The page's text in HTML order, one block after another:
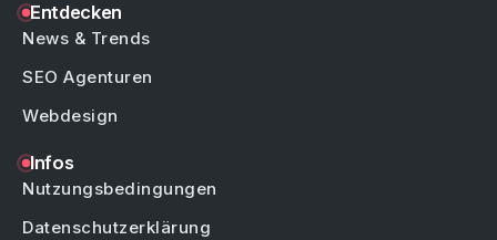
Entdecken
News & Trends
SEO Agenturen
Webdesign
Infos
Nutzungsbedingungen
Datenschutzerklärung